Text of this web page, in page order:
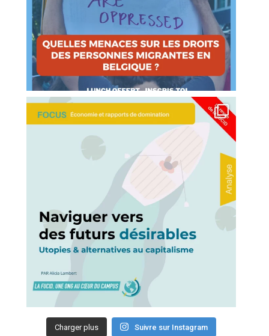
Charger plus Suivre sur Instagram